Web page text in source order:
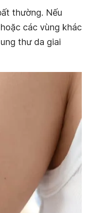
thường. Nếu
các vùng khác
thư da giai